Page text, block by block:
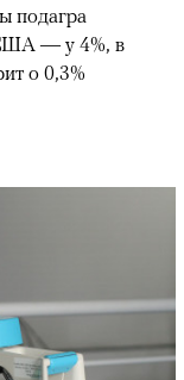
подагра
США — у 4%, в
о 0,3%